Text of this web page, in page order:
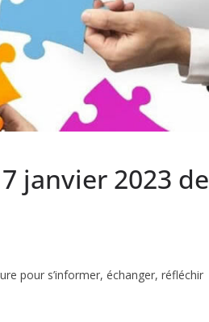
janvier 2023 de
pour s’informer, échanger, réfléchir